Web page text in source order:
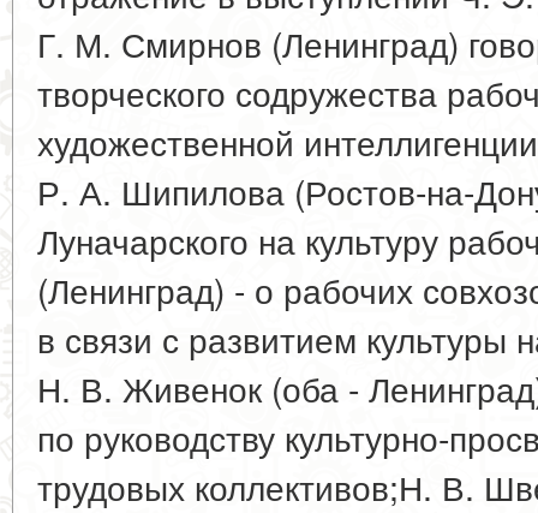
Г. М. Смирнов (Ленинград)
творческого содружества
художественной
Р. А. Шипилова (Ростов-на-
Луначарского на культуру
(Ленинград) - о рабочих
в связи с развитием
Н. В. Живенок (оба -
по руководству культурно-
трудовых коллективов;Н. В.